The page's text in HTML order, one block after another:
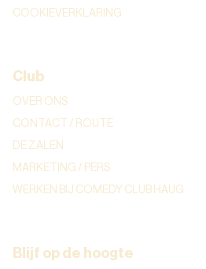
COOKIEVERKLARING
Club
OVER ONS
CONTACT / ROUTE
DE ZALEN
MARKETING / PERS
WERKEN BIJ COMEDY CLUB HAUG
Blijf op de hoogte